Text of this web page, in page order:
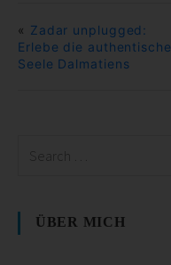
« Zadar unplugged:
Erlebe die authentische
Seele Dalmatiens
ÜBER MICH